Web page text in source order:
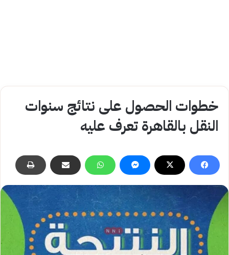
خطوات الحصول على نتائج سنوات
النقل بالقاهرة تعرف عليه